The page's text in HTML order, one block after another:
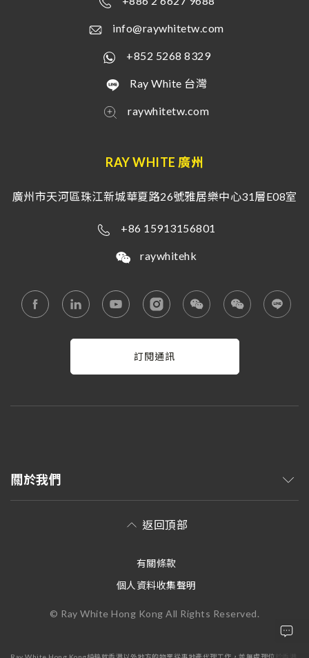
info@raywhitetw.com
+852 5268 8329
Ray White 台灣
raywhitetw.com
RAY WHITE 廣州
廣州市天河區珠江新城華夏路26號雅居樂中心31層E08室
+86 15913156801
raywhitehk
訂閱通訊
關於我們
返回頂部
有關條款
個人資料收集聲明
© Ray White Hong Kong All Rights Reserved.